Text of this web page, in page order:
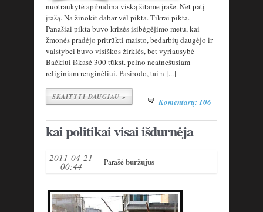
nuotraukytė apibūdina viską šitame įraše. Net patį
įrašą. Na žinokit dabar vėl pikta. Tikrai pikta.
Panašiai pikta buvo krizės įsibėgėjimo metu, kai
žmonės pradėjo pritrūkti maisto, bedarbių daugėjo ir
valstybei buvo visiškos žirklės, bet vyriausybė
Bačkiui iškasė 300 tūkst. pelno neatnešusiam
religiniam renginėliui. Pasirodo, tai n [...]
SKAITYTI DAUGIAU » Komentarų: 106
kai politikai visai išdurnėja
2011-04-21
00:44 Parašėburžujus